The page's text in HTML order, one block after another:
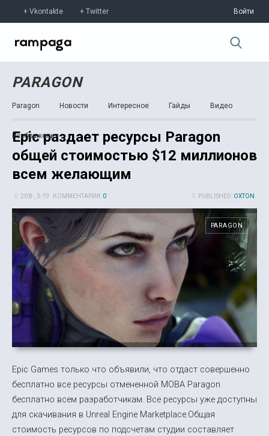
Vkontakte Twitter Войти
PARAGON
Paragon Новости Интересное Гайды Видео
Изображения
Epic раздает ресурсы Paragon
общей стоимостью $12 миллионов
всем желающим
PUBLISHED: OXTON
20 8-, 3-19 КОММЕНТАРИИ: 0
PARAGON
Epic Games только что объявили, что отдаст совершенно
бесплатно все ресурсы отмененной MOBA Paragon
бесплатно всем разработчикам. Все ресурсы уже доступны
для скачивания в Unreal Engine Marketplace.Общая
стоимость ресурсов по подсчетам студии составляет